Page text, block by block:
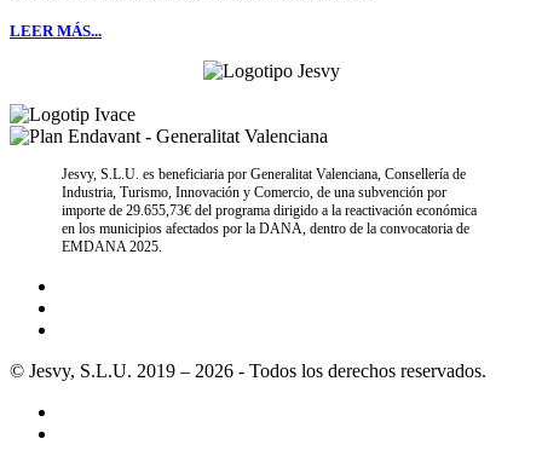
LEER MÁS...
Jesvy, S.L.U. es beneficiaria por Generalitat Valenciana, Consellería de
Industria, Turismo, Innovación y Comercio, de una subvención por
importe de 29.655,73€ del programa dirigido a la reactivación económica
en los municipios afectados por la DANA, dentro de la convocatoria de
EMDANA 2025.
© Jesvy, S.L.U. 2019 – 2026 - Todos los derechos reservados.